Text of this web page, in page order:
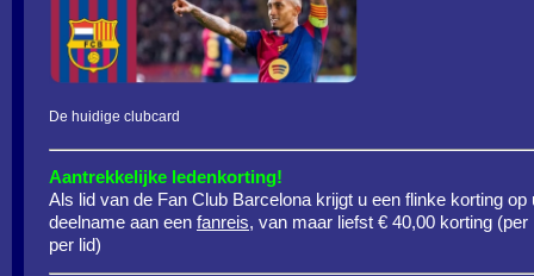
De huidige clubcard
Aantrekkelijke ledenkorting!
Als lid van de Fan Club Barcelona krijgt u een flinke korting op
deelname aan een fanreis, van maar liefst € 40,00 korting (per
per lid)